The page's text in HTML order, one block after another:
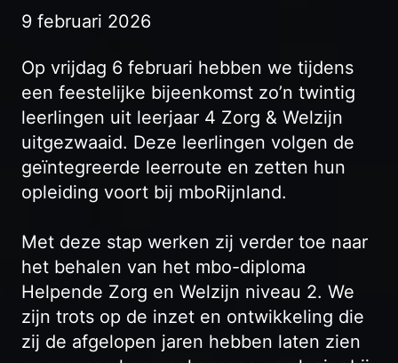
9 februari 2026
Op vrijdag 6 februari hebben we tijdens
een feestelijke bijeenkomst zo’n twintig
leerlingen uit leerjaar 4 Zorg & Welzijn
uitgezwaaid. Deze leerlingen volgen de
geïntegreerde leerroute en zetten hun
opleiding voort bij mboRijnland.
Met deze stap werken zij verder toe naar
het behalen van het mbo-diploma
Helpende Zorg en Welzijn niveau 2. We
zijn trots op de inzet en ontwikkeling die
zij de afgelopen jaren hebben laten zien